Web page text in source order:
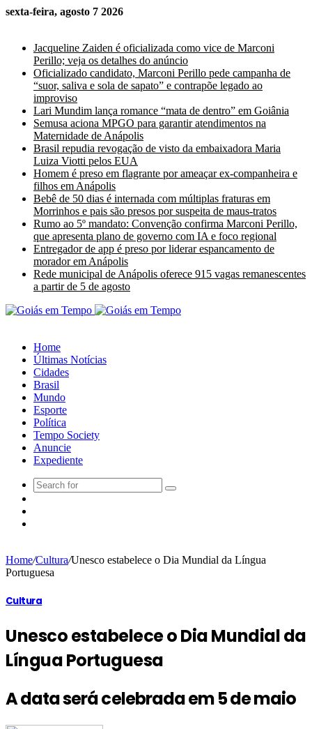
sexta-feira, agosto 7 2026
Jacqueline Zaiden é oficializada como vice de Marconi
Perillo; veja os detalhes do anúncio
Oficializado candidato, Marconi Perillo pede campanha de
“suor, saliva e sola de sapato” e contrapõe legado ao
improviso
Lari Mundim lança romance “mata de dentro” em Goiânia
Semusa aciona MPGO para garantir atendimentos na
Maternidade de Anápolis
Brasil repudia revogação de visto da embaixadora Maria
Luiza Viotti pelos EUA
Homem é preso em flagrante por ameaçar ex-companheira e
filhos em Anápolis
Bebê de 50 dias é internada com múltiplas fraturas em
Morrinhos e pais são presos por suspeita de maus-tratos
Rumo ao 5º mandato: Convenção confirma Marconi Perillo,
que apresenta plano de governo com IA e foco regional
Entregador de app é preso por liderar espancamento de
morador em Anápolis
Rede municipal de Anápolis oferece 915 vagas remanescentes
a partir de 5 de agosto
Home
Últimas Notícias
Cidades
Brasil
Mundo
Esporte
Política
Tempo Society
Anuncie
Expediente
Home/Cultura/Unesco estabelece o Dia Mundial da Língua
Portuguesa
Cultura
Unesco estabelece o Dia Mundial da
Língua Portuguesa
A data será celebrada em 5 de maio